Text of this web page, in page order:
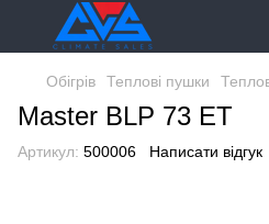
Обігрів Теплові пушки
Master BLP 73 ET
Артикул: 500006 Написати відгук